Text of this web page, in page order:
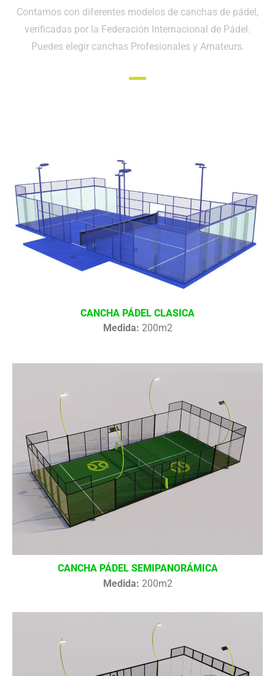
Contamos con diferentes modelos de canchas de pádel,
verificadas por la Federación Internacional de Pádel.
Puedes elegir canchas Profesionales y Amateurs.
CANCHA PÁDEL CLASICA
Medida: 200m2
CANCHA PÁDEL SEMIPANORÁMICA
Medida: 200m2